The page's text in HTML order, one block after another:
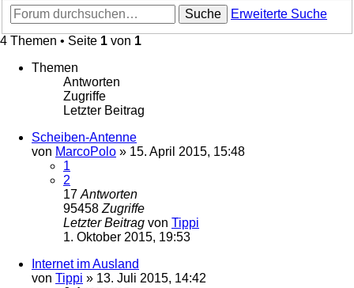
Suche
Erweiterte Suche
4 Themen • Seite 1 von 1
Themen
Antworten
Zugriffe
Letzter Beitrag
Scheiben-Antenne
von MarcoPolo » 15. April 2015, 15:48
1
2
17 Antworten
95458 Zugriffe
Letzter Beitrag von Tippi
1. Oktober 2015, 19:53
Internet im Ausland
von Tippi » 13. Juli 2015, 14:42